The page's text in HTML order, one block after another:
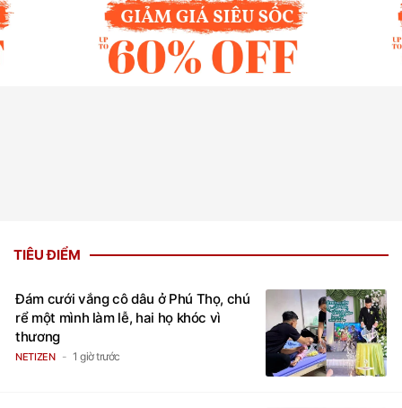
TIÊU ĐIỂM
Đám cưới vắng cô dâu ở Phú Thọ, chú
rể một mình làm lễ, hai họ khóc vì
thương
NETIZEN 1 giờ trước